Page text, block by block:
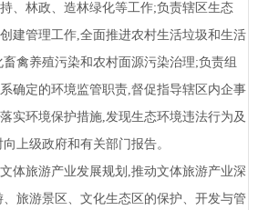
、林政、造林绿化等工作;负责辖区生态
建管理工作,全面推进农村生活垃圾和生活
禽养殖污染和农村面源污染治理;负责组
确定的环境监管职责,督促指导辖区内企事
实环境保护措施,发现生态环境违法行为及
上级政府和有关部门报告。
旅游产业发展规划,推动文体旅游产业深
旅游景区、文化生态区的保护、开发与管